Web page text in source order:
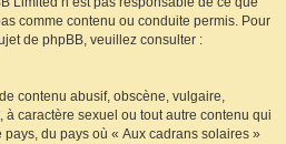
comme contenu ou conduite permis. Pour
de phpBB, veuillez consulter :
contenu abusif, obscène, vulgaire,
caractère sexuel ou tout autre contenu qui
du pays où « Aux cadrans solaires »